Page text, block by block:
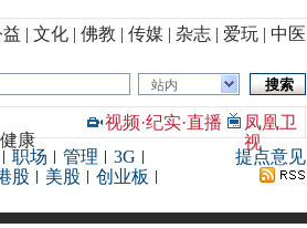
| 文化 | 佛教 | 传媒 | 杂志 | 爱玩 | 中医
站内
健康
视频·纪实·直播
凤凰卫
视
职场 管理
3G
股 美股
创业板
提点意见